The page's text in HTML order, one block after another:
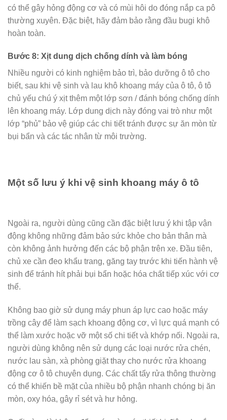
có thể gây hỏng động cơ và có mùi hôi do đóng nắp ca pô
thường xuyên. Đặc biệt, hãy đảm bảo rằng đầu bugi khô
hoàn toàn.
Bước 8: Xịt dung dịch chống dính và làm bóng
Nhiều người có kinh nghiệm bảo trì, bảo dưỡng ô tô cho
biết, sau khi vệ sinh và lau khô khoang máy của ô tô, ô tô
chủ yếu chú ý xịt thêm một lớp sơn / đánh bóng chống dính
lên khoang máy. Lớp dung dịch này đóng vai trò như một
lớp “phủ” bảo vệ giúp các chi tiết tránh được sự ăn mòn từ
bụi bẩn và các tác nhân từ môi trường.
Một số lưu ý khi vệ sinh khoang máy ô tô
Ngoài ra, người dùng cũng cần đặc biệt lưu ý khi tập vận
động không những đảm bảo sức khỏe cho bản thân mà
còn không ảnh hưởng đến các bộ phận trên xe. Đầu tiên,
chủ xe cần đeo khẩu trang, găng tay trước khi tiến hành vệ
sinh để tránh hít phải bụi bẩn hoặc hóa chất tiếp xúc với cơ
thể.
Không bao giờ sử dụng máy phun áp lực cao hoặc máy
trồng cây để làm sạch khoang động cơ, vì lực quá mạnh có
thể làm xước hoặc vỡ một số chi tiết và khớp nối. Ngoài ra,
người dùng không nên sử dụng các loại nước rửa chén,
nước lau sàn, xà phòng giặt thay cho nước rửa khoang
động cơ ô tô chuyên dụng. Các chất tẩy rửa thông thường
có thể khiến bề mặt của nhiều bộ phận nhanh chóng bị ăn
mòn, oxy hóa, gây rỉ sét và hư hỏng.